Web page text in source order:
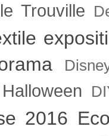
Trouville
2016